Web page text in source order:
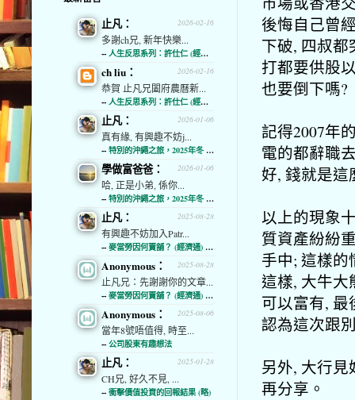
後悔自己曾
下破, 四叔
打都要供股
也要倒下嗎?
記得2007年
電的都辭職
好, 錢就是這
以上的現象
質資產紛紛
手中; 這樣
這樣, 大牛大
可以富有,
認為這次跟
另外, 大行見
再分享。
2026-02-16
止凡：
多謝ch兄, 新年快樂...
-- 人生反思系列：許仕仁 (經濟通)
2026-02-16
ch liu：
恭賀 止凡兄闔府農曆新...
-- 人生反思系列：許仕仁 (經濟通)
2026-01-06
止凡：
真有緣, 有興趣不妨j...
-- 特別的沖繩之旅，2025年冬 (經濟通)
2026-01-06
學做富爸爸：
哈, 正是小弟, 係你...
-- 特別的沖繩之旅，2025年冬 (經濟通)
2025-08-28
止凡：
有興趣不妨加入Patr...
-- 麥當勞因何賣舖？ (經濟通) (略)
2025-08-28
Anonymous：
止凡兄：先謝謝你的文章...
-- 麥當勞因何賣舖？ (經濟通) (略)
2025-08-06
Anonymous：
當年8號唔值得, 時至...
-- 公司股東有趣想法
2025-01-28
止凡：
CH兄, 好久不見, ...
-- 衝擊價值投資的回報結果 (略)